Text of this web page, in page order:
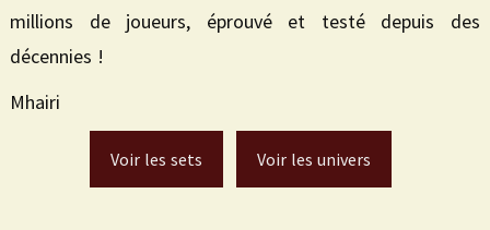
millions de joueurs, éprouvé et testé depuis des
décennies !
Mhairi
Voir les sets Voir les univers